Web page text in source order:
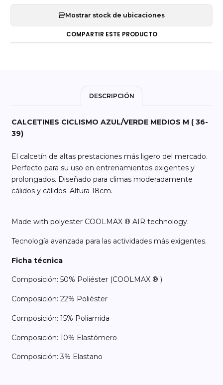
Mostrar stock de ubicaciones
COMPARTIR ESTE PRODUCTO
DESCRIPCIÓN
CALCETINES CICLISMO AZUL/VERDE MEDIOS M ( 36-
39)
El calcetín de altas prestaciones más ligero del mercado.
Perfecto para su uso en entrenamientos exigentes y
prolongados. Diseñado para climas moderadamente
cálidos y cálidos. Altura 18cm.
Made with polyester COOLMAX ® AIR technology.
Tecnología avanzada para las actividades más exigentes.
Ficha técnica
Composición: 50% Poliéster (COOLMAX ® )
Composición: 22% Poliéster
Composición: 15% Poliamida
Composición: 10% Elastómero
Composición: 3% Elastano